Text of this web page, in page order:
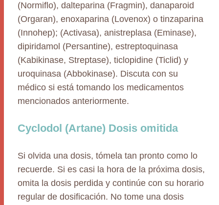
(Normiflo), dalteparina (Fragmin), danaparoid
(Orgaran), enoxaparina (Lovenox) o tinzaparina
(Innohep); (Activasa), anistreplasa (Eminase),
dipiridamol (Persantine), estreptoquinasa
(Kabikinase, Streptase), ticlopidine (Ticlid) y
uroquinasa (Abbokinase). Discuta con su
médico si está tomando los medicamentos
mencionados anteriormente.
Cyclodol (Artane) Dosis omitida
Si olvida una dosis, tómela tan pronto como lo
recuerde. Si es casi la hora de la próxima dosis,
omita la dosis perdida y continúe con su horario
regular de dosificación. No tome una dosis